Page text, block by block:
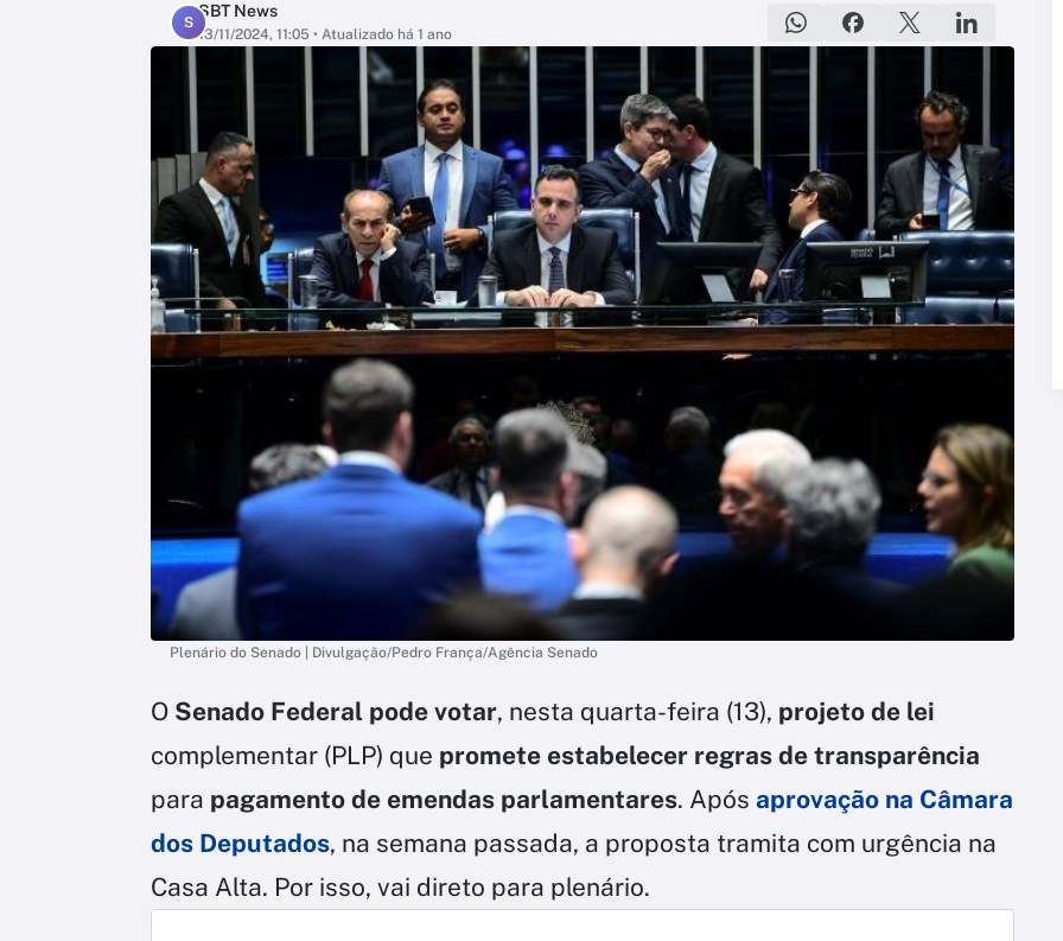
S
SBT News
13/11/2024, 11:05 • Atualizado há 1 ano
Plenário do Senado | Divulgação/Pedro França/Agência Senado
O Senado Federal pode votar, nesta quarta-feira (13), projeto de lei
complementar (PLP) que promete estabelecer regras de transparência
para pagamento de emendas parlamentares. Após aprovação na Câmara
dos Deputados, na semana passada, a proposta tramita com urgência na
Casa Alta. Por isso, vai direto para plenário.